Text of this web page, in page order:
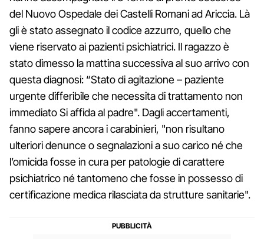
del Nuovo Ospedale dei Castelli Romani ad Ariccia. Là
gli è stato assegnato il codice azzurro, quello che
viene riservato ai pazienti psichiatrici. Il ragazzo è
stato dimesso la mattina successiva al suo arrivo con
questa diagnosi: “Stato di agitazione – paziente
urgente differibile che necessita di trattamento non
immediato Si affida al padre". Dagli accertamenti,
fanno sapere ancora i carabinieri, "non risultano
ulteriori denunce o segnalazioni a suo carico né che
l’omicida fosse in cura per patologie di carattere
psichiatrico né tantomeno che fosse in possesso di
certificazione medica rilasciata da strutture sanitarie".